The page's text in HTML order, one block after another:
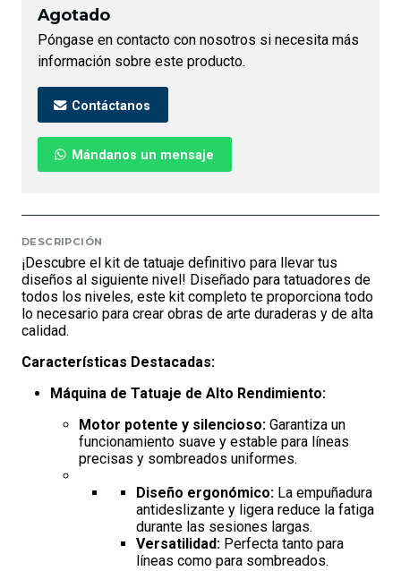
Agotado
Póngase en contacto con nosotros si necesita más
información sobre este producto.
Contáctanos
Mándanos un mensaje
DESCRIPCIÓN
¡Descubre el kit de tatuaje definitivo para llevar tus
diseños al siguiente nivel! Diseñado para tatuadores de
todos los niveles, este kit completo te proporciona todo
lo necesario para crear obras de arte duraderas y de alta
calidad.
Características Destacadas:
Máquina de Tatuaje de Alto Rendimiento:
Motor potente y silencioso: Garantiza un
funcionamiento suave y estable para líneas
precisas y sombreados uniformes.
Diseño ergonómico: La empuñadura
antideslizante y ligera reduce la fatiga
durante las sesiones largas.
Versatilidad: Perfecta tanto para
líneas como para sombreados.